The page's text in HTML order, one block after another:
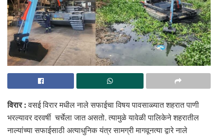
विरार :वसई विरार मधील नाले सफाईचा विषय पावसाळ्यात शहरात पाणी
भरल्यावर दरवर्षी चर्चेला जात असतो. त्यामुळे यावेळी पालिकेने शहरातील
नाल्यांच्या सफाईसाठी अत्याधुनिक यंत्र सामग्री मागवूनत्या द्वारे नाले